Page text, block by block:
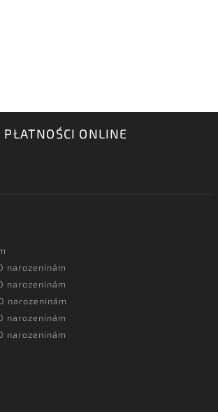
PŁATNOŚCI ONLINE
narozeninám
narozeninám
narozeninám
narozeninám
narozeninám